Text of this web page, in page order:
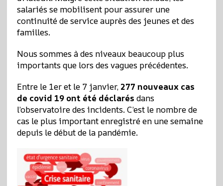
salariés se mobilisent pour assurer une
continuité de service auprès des jeunes et des
familles.
Nous sommes à des niveaux beaucoup plus
importants que lors des vagues précédentes.
Entre le 1er et le 7 janvier, 277 nouveaux cas
de covid 19 ont été déclarés dans
l’observatoire des incidents. C’est le nombre de
cas le plus important enregistré en une semaine
depuis le début de la pandémie.